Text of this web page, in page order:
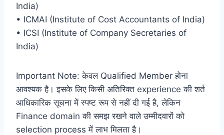
India)
• ICMAI (Institute of Cost Accountants of India)
• ICSI (Institute of Company Secretaries of
India)
Important Note: केवल Qualified Member होना
आवश्यक है। इसके लिए किसी अतिरिक्त experience की शर्त
आधिकारिक सूचना में स्पष्ट रूप से नहीं दी गई है, लेकिन
Finance domain की समझ रखने वाले उम्मीदवारों को
selection process में लाभ मिलता है।